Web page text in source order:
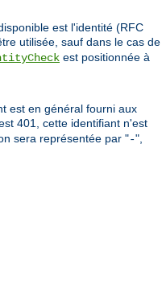
est l'identité (RFC
utilisée, sauf dans le cas de
est positionnée à
est en général fourni aux
401, cette identifiant n'est
sera représentée par "-",